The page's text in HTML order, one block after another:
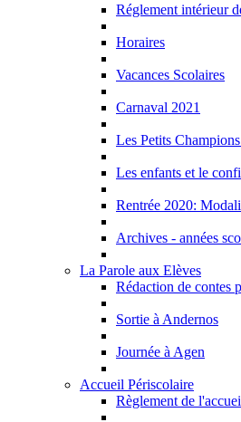
Réglement intérieur
Horaires
Vacances Scolaires
Carnaval 2021
Les Petits
Les enfants et le
Rentrée 2020:
Archives - années
La Parole aux Elèves
Rédaction de contes
Sortie à Andernos
Journée à Agen
Accueil Périscolaire
Règlement de